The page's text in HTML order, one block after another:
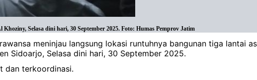
Selasa dini hari, 30 September 2025. Foto: Humas Pemprov Jatim
meninjau langsung lokasi runtuhnya bangunan tiga lantai
Sidoarjo, Selasa dini hari, 30 September 2025.
dan terkoordinasi.